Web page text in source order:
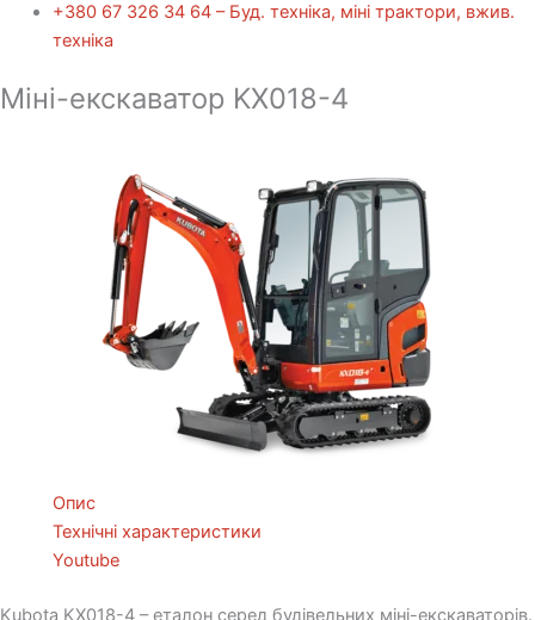
+380 67 326 34 64 – Буд. техніка, міні трактори, вжив.
техніка
Міні-екскаватор KX018-4
Опис
Технічні характеристики
Youtube
Kubota KX018-4 – еталон серед будівельних міні-екскаваторів.